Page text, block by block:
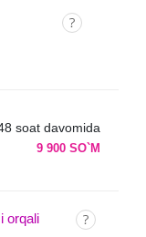
soat davomida
9 900 SO`M
orqali